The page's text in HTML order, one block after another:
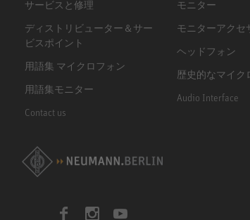
サービスと修理
ディストリビューター＆サー
ビスポイント
用語集 マイクロフォン
用語集モニター
Contact us
モニター
モニターアクセ
ヘッドフォン
歴史的なマイク
Audio Interface